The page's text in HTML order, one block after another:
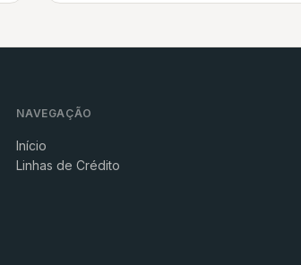
NAVEGAÇÃO
Início
Linhas de Crédito